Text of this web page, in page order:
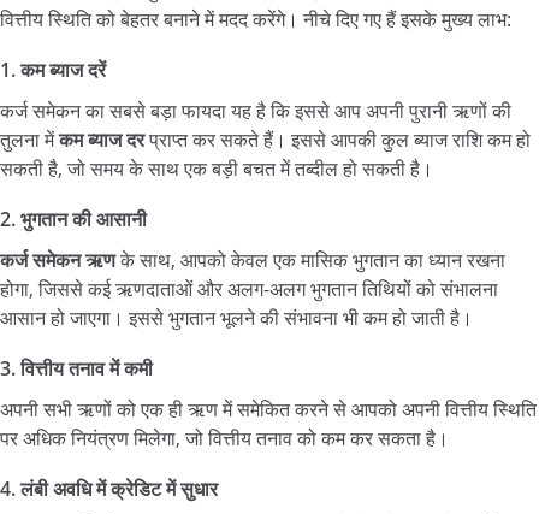
वित्तीय स्थिति को बेहतर बनाने में मदद करेंगे। नीचे दिए गए हैं इसके मुख्य लाभ:
1.कमब्याजदरें
कर्ज समेकन का सबसे बड़ा फायदा यह है कि इससे आप अपनी पुरानी ऋणों की
तुलना मेंकमब्याजदरप्राप्त कर सकते हैं। इससे आपकी कुल ब्याज राशि कम हो
सकती है, जो समय के साथ एक बड़ी बचत में तब्दील हो सकती है।
2.भुगतानकीआसानी
कर्जसमेकनऋणके साथ, आपको केवल एक मासिक भुगतान का ध्यान रखना
होगा, जिससे कई ऋणदाताओं और अलग-अलग भुगतान तिथियों को संभालना
आसान हो जाएगा। इससे भुगतान भूलने की संभावना भी कम हो जाती है।
3.वित्तीयतनावमेंकमी
अपनी सभी ऋणों को एक ही ऋण में समेकित करने से आपको अपनी वित्तीय स्थिति
पर अधिक नियंत्रण मिलेगा, जो वित्तीय तनाव को कम कर सकता है।
4.लंबीअवधिमेंक्रेडिटमेंसुधार